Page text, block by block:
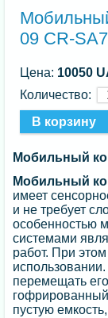
09 CR-
Цена: 10050
Количество:
Мобильный
Мобильный
имеет
и не требует
особенностью
системами
работ. При
перемещать
гофрированный
пустую